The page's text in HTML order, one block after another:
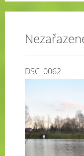
DSC_0062